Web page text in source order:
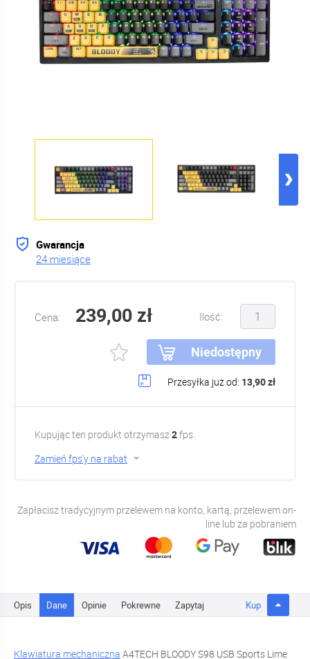
Gwarancja
24 miesiące
Cena: 239,00 zł Ilość:
Niedostępny
Przesyłka już od: 13,90 zł
Kupując ten produkt otrzymasz2fps.
Zamień fps'y na rabat
Zapłacisz tradycyjnym przelewem na konto, kartą, przelewem on-
line lub za pobraniem
Opis Dane Opinie Pokrewne Zapytaj Kup
Klawiatura mechaniczna A4TECH BLOODY S98 USB Sports Lime